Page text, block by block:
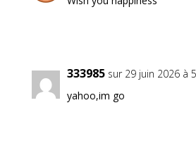
333985 sur 29 juin 2026 à
yahoo,im go